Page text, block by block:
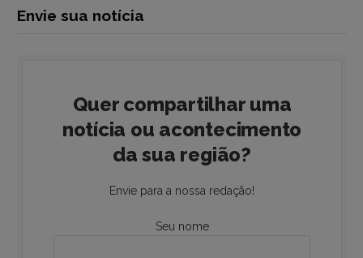
Envie sua notícia
Quer compartilhar uma
notícia ou acontecimento
da sua região?
Envie para a nossa redação!
Seu nome